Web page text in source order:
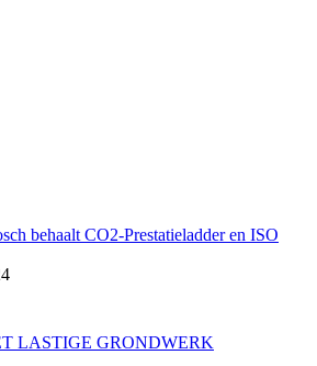
behaalt CO2-Prestatieladder en ISO
LASTIGE GRONDWERK